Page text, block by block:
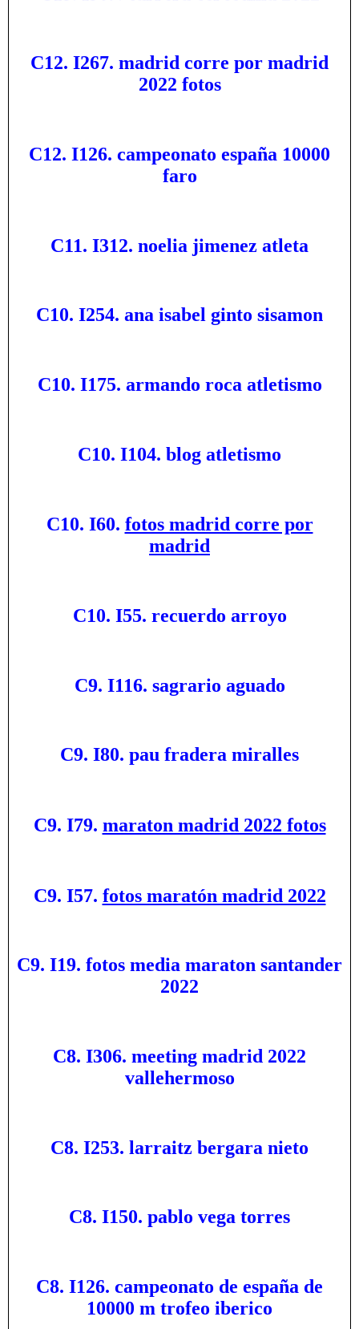
C12. I267. madrid corre por madrid
2022 fotos
C12. I126. campeonato españa 10000
faro
C11. I312. noelia jimenez atleta
C10. I254. ana isabel ginto sisamon
C10. I175. armando roca atletismo
C10. I104. blog atletismo
C10. I60. fotos madrid corre por
madrid
C10. I55. recuerdo arroyo
C9. I116. sagrario aguado
C9. I80. pau fradera miralles
C9. I79. maraton madrid 2022 fotos
C9. I57. fotos maratón madrid 2022
C9. I19. fotos media maraton santander
2022
C8. I306. meeting madrid 2022
vallehermoso
C8. I253. larraitz bergara nieto
C8. I150. pablo vega torres
C8. I126. campeonato de españa de
10000 m trofeo iberico